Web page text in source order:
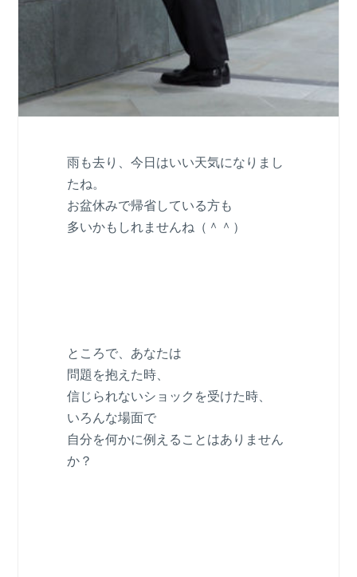
雨も去り、今日はいい天気になりまし
たね。
お盆休みで帰省している方も
多いかもしれませんね（＾＾）
ところで、あなたは
問題を抱えた時、
信じられないショックを受けた時、
いろんな場面で
自分を何かに例えることはありません
か？